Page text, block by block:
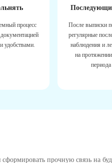
процесс
удобствами.
После выписки
регулярные
наблюдения и
на
периода
прочную связь на